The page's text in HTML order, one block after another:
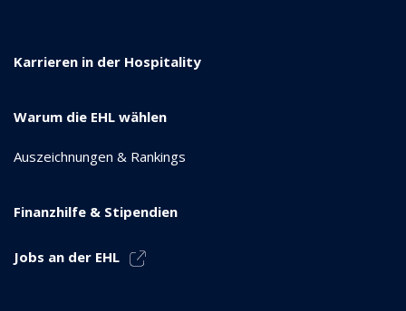
Karrieren in der Hospitality
Warum die EHL wählen
Auszeichnungen & Rankings
Finanzhilfe & Stipendien
Jobs an der EHL